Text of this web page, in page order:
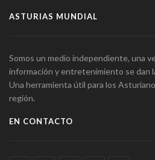
ASTURIAS MUNDIAL
Somos un medio independiente, una
información y entretenimiento se dan
Una herramienta útil para los
región.
EN CONTACTO